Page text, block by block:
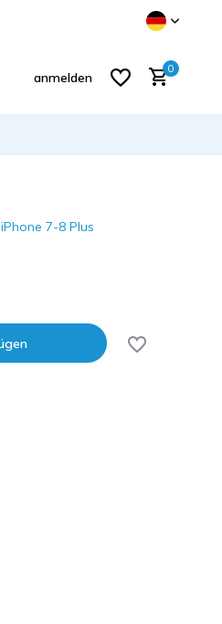
Pfeile nach oben und unten, um
anmelden
0
7-8 Plus